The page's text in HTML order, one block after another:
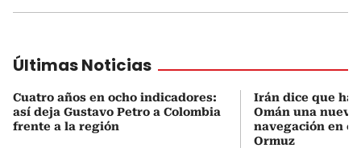
Últimas Noticias
Cuatro años en ocho indicadores:
así deja Gustavo Petro a Colombia
frente a la región
Irán dice que ha
Omán una
navegación en
Ormuz